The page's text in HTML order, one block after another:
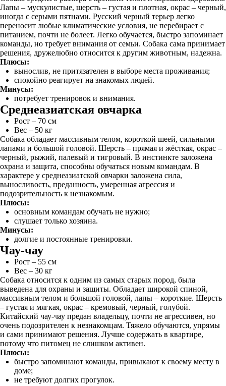
Лапы – мускулистые, шерсть – густая и плотная, окрас – черный,
иногда с серыми пятнами. Русский черный терьер легко
переносит любые климатические условия, не перебирает с
питанием, почти не болеет. Легко обучается, быстро запоминает
команды, но требует внимания от семьи. Собака сама принимает
решения, дружелюбно относится к другим животным, надежна.
Плюсы:
вынослив, не притязателен в выборе места проживания;
спокойно реагирует на знакомых людей.
Минусы:
потребует тренировок и внимания.
Среднеазиатская овчарка
Рост – 70 см
Вес – 50 кг
Собака обладает массивным телом, короткой шеей, сильными
лапами и большой головой. Шерсть – прямая и жёсткая, окрас –
черный, рыжий, палевый и тигровый. В инстинкте заложена
охрана и защита, способны обучаться новым командам. В
характере у среднеазиатской овчарки заложена сила,
выносливость, преданность, умеренная агрессия и
подозрительность к незнакомым.
Плюсы:
основным командам обучать не нужно;
слушает только хозяина.
Минусы:
долгие и постоянные тренировки.
Чау-чау
Рост – 55 см
Вес – 30 кг
Собака относится к одним из самых старых пород, была
выведена для охраны и защиты. Обладает широкой спиной,
массивным телом и большой головой, лапы – короткие. Шерсть
– густая и мягкая, окрас – кремовый, черный, голубой.
Китайский чау-чау предан владельцу, почти не агрессивен, но
очень подозрителен к незнакомцам. Тяжело обучаются, упрямы
и сами принимают решения. Лучше содержать в квартире,
потому что питомец не слишком активен.
Плюсы:
быстро запоминают команды, привыкают к своему месту в
доме;
не требуют долгих прогулок.